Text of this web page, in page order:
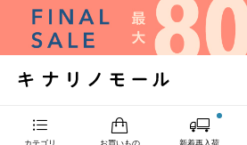
カテゴリ お買いもの 新着再入荷